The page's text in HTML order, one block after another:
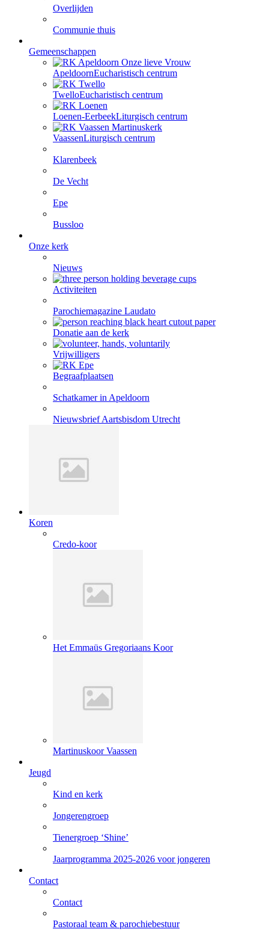
Overlijden
Communie thuis
Gemeenschappen
ApeldoornEucharistisch centrum
TwelloEucharistisch centrum
Loenen-EerbeekLiturgisch centrum
VaassenLiturgisch centrum
Klarenbeek
De Vecht
Epe
Bussloo
Onze kerk
Nieuws
Activiteiten
Parochiemagazine Laudato
Donatie aan de kerk
Vrijwilligers
Begraafplaatsen
Schatkamer in Apeldoorn
Nieuwsbrief Aartsbisdom Utrecht
Koren
Credo-koor
Het Emmaüs Gregoriaans Koor
Martinuskoor Vaassen
Jeugd
Kind en kerk
Jongerengroep
Tienergroep ‘Shine’
Jaarprogramma 2025-2026 voor jongeren
Contact
Contact
Pastoraal team & parochiebestuur